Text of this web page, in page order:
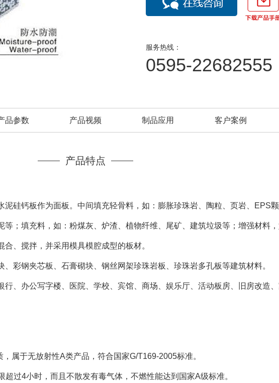
服务热线：
0595-22682555
品参数 产品视频 制品应用 客户案例
产品特点
硅钙板作为面板。中间填充轻骨料，如：膨胀珍珠岩、陶粒、页岩、EPS
；填充料，如：粉煤灰、炉渣、植物纤维、尾矿、建筑垃圾等；增强材料
、搅拌，并采用模具模腔成型的板材。
钢夹芯板、石膏砌块、钢丝网架珍珠岩板、珍珠岩多孔板等建筑材料。
办公写字楼、医院、学校、宾馆、商场、娱乐厅、活动板房、旧房改造、
属于无放射性A类产品，符合国家G/T169-2005标准。
过4小时，而且不散发有毒气体，不燃性能达到国家A级标准。